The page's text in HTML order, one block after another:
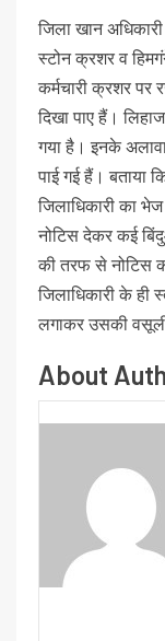
जिला खान
स्टोन क्रशर व
कर्मचारी क्रशर पर
दिखा पाए हैं।
गया है। इनके
पाई गई हैं। बताया
जिलाधिकारी का
नोटिस देकर कई
की तरफ से नोटिस
जिलाधिकारी के ही
लगाकर उसकी
About